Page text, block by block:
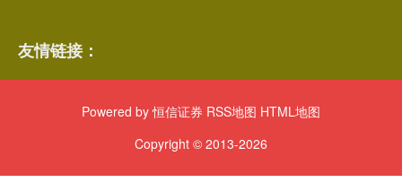
友情链接：
Powered by恒信证券 RSS地图 HTML地图
Copyright © 2013-2026